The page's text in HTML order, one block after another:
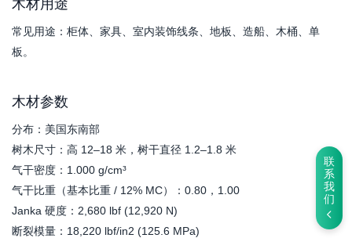
联
系
我
们
木材用途
常见用途：柜体、家具、室内装饰线条、地板、造船、木桶、单
板。
木材参数
分布：美国东南部
树木尺寸：高 12–18 米，树干直径 1.2–1.8 米
气干密度：1.000 g/cm³
气干比重（基本比重 / 12% MC）：0.80，1.00
Janka 硬度：2,680 lbf (12,920 N)
断裂模量：18,220 lbf/in2 (125.6 MPa)